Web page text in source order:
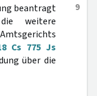
9
beantragt
weitere
Cs 775 Js
über die